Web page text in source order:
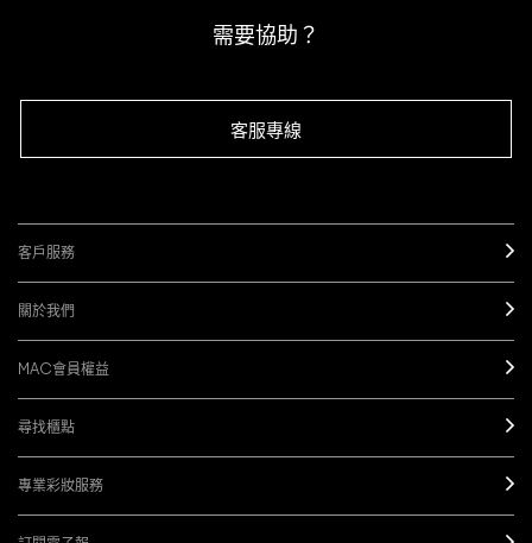
需要協助？
客服專線
客戶服務
關於我們
MAC會員權益
尋找櫃點
專業彩妝服務